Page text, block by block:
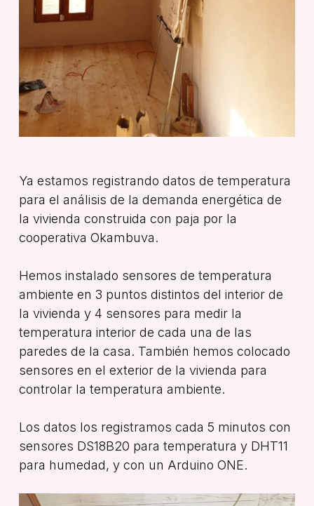
Ya estamos registrando datos de temperatura
para el análisis de la demanda energética de
la vivienda construida con paja por la
cooperativa Okambuva.
Hemos instalado sensores de temperatura
ambiente en 3 puntos distintos del interior de
la vivienda y 4 sensores para medir la
temperatura interior de cada una de las
paredes de la casa. También hemos colocado
sensores en el exterior de la vivienda para
controlar la temperatura ambiente.
Los datos los registramos cada 5 minutos con
sensores DS18B20 para temperatura y DHT11
para humedad, y con un Arduino ONE.